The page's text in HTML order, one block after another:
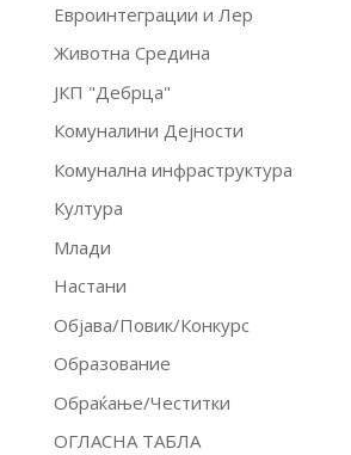
Евроинтеграции и Лер
Животна Средина
ЈКП "Дебрца"
Комуналини Дејности
Комунална инфраструктура
Култура
Млади
Настани
Објава/Повик/Конкурс
Образование
Обраќање/Честитки
ОГЛАСНА ТАБЛА